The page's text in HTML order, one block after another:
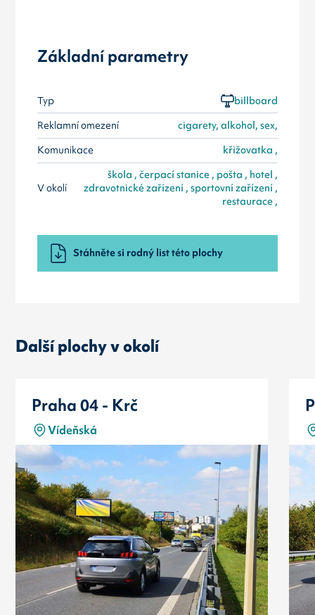
Základní parametry
Typ
billboard
Reklamní omezení
cigarety, alkohol, sex,
Komunikace
křižovatka ,
V okolí
škola , čerpací stanice , pošta , hotel ,
zdravotnické zařízení , sportovní zařízení ,
restaurace ,
Stáhněte si rodný list této plochy
Další plochy v okolí
Praha 04 - Krč
Vídeňská